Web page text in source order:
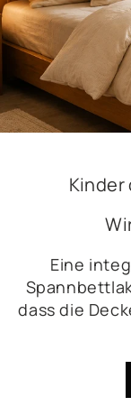
Kinder
Eine
dass die